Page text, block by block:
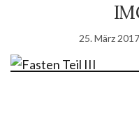
25. März 2017